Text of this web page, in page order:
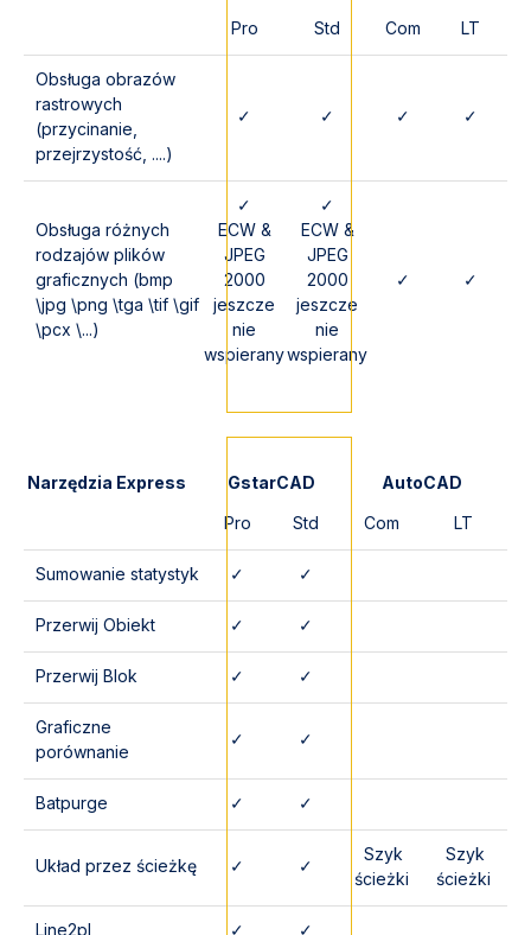
Pro
Std Com LT
Obsługa obrazów
rastrowych
(przycinanie,
przejrzystość, ....)
✓ ✓ ✓ ✓
Obsługa różnych
rodzajów plików
graficznych (bmp
\jpg \png \tga \tif \gif
\pcx \...)
✓
ECW &
JPEG
2000
jeszcze
nie
wspierany
✓
ECW &
JPEG
2000
jeszcze
nie
wspierany
✓ ✓
Narzędzia Express GstarCAD
AutoCAD
Pro
Std Com LT
Sumowanie statystyk ✓ ✓
Przerwij Obiekt ✓ ✓
Przerwij Blok ✓ ✓
Graficzne
porównanie
✓ ✓
Batpurge ✓ ✓
Układ przez ścieżkę ✓ ✓
Szyk
ścieżki
Szyk
ścieżki
Line2pl ✓ ✓